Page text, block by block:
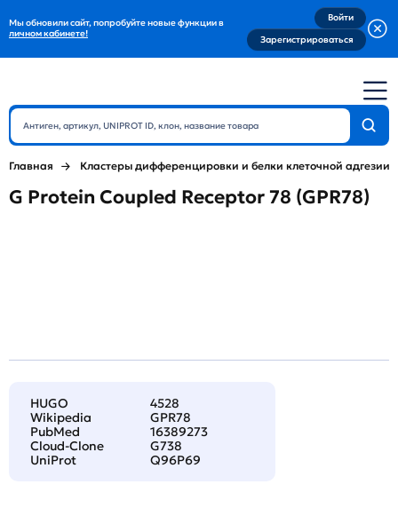
Мы обновили сайт, попробуйте новые функции в
личном кабинете!
Войти
Зарегистрироваться
Главная Кластеры дифференцировки и белки клеточной адгезии
G Protein Coupled Receptor 78 (GPR78)
HUGO
4528
Wikipedia
GPR78
PubMed
16389273
Cloud-Clone
G738
UniProt
Q96P69